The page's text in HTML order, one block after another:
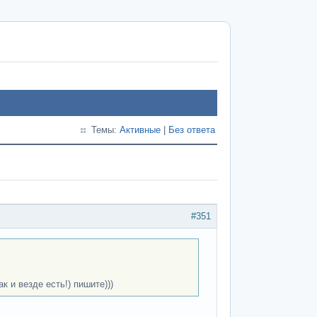
Темы: Активные Без ответа
#351
и везде есть!) пишите)))